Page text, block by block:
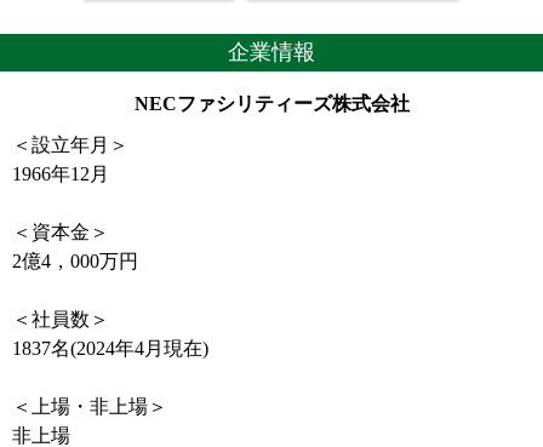
企業情報
NECファシリティーズ株式会社
＜設立年月＞
1966年12月
＜資本金＞
2億4，000万円
＜社員数＞
1837名(2024年4月現在)
＜上場・非上場＞
非上場